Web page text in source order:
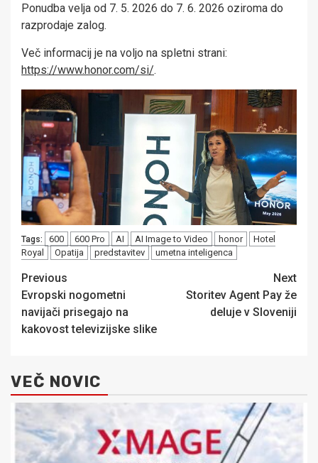
Ponudba velja od 7. 5. 2026 do 7. 6. 2026 oziroma do
razprodaje zalog.
Več informacij je na voljo na spletni strani:
https://www.honor.com/si/.
Tags: 600 600 Pro AI AI Image to Video honor
Hotel
Royal
Opatija predstavitev umetna inteligenca
Post
navigation
Previous
Evropski nogometni
navijači prisegajo na
kakovost televizijske slike
Next
Storitev Agent Pay že
deluje v Sloveniji
VEČ NOVIC